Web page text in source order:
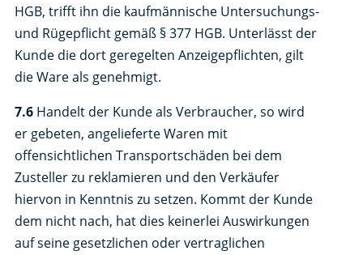
HGB, trifft ihn die kaufmännische Untersuchungs-
und Rügepflicht gemäß § 377 HGB. Unterlässt der
Kunde die dort geregelten Anzeigepflichten, gilt
die Ware als genehmigt.
7.6Handelt der Kunde als Verbraucher, so wird
er gebeten, angelieferte Waren mit
offensichtlichen Transportschäden bei dem
Zusteller zu reklamieren und den Verkäufer
hiervon in Kenntnis zu setzen. Kommt der Kunde
dem nicht nach, hat dies keinerlei Auswirkungen
auf seine gesetzlichen oder vertraglichen